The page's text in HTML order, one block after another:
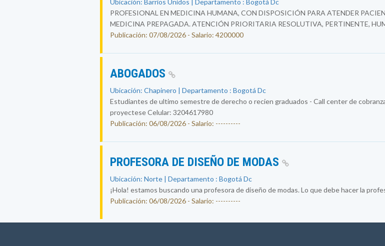
Ubicación: Barrios Unidos | Departamento : Bogotá Dc
PROFESIONAL EN MEDICINA HUMANA, CON DISPOSICIÓN PARA ATENDER
MEDICINA PREPAGADA. ATENCIÓN PRIORITARIA RESOLUTIVA, PERTINENTE,
Publicación: 07/08/2026 - Salario: 4200000
ABOGADOS
Ubicación: Chapinero | Departamento : Bogotá Dc
Estudiantes de ultimo semestre de derecho o recien graduados - Call center de
proyectese Celular: 3204617980
Publicación: 06/08/2026 - Salario: ----------
PROFESORA DE DISEÑO DE MODAS
Ubicación: Norte | Departamento : Bogotá Dc
¡Hola! estamos buscando una profesora de diseño de modas. Lo que debe hacer la
Publicación: 06/08/2026 - Salario: ----------